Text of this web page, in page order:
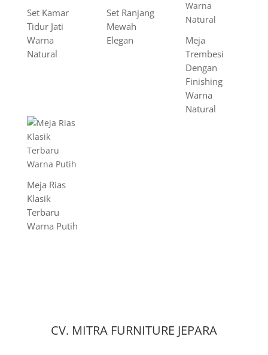
Set Kamar
Tidur Jati
Warna
Natural
Set Ranjang
Mewah
Elegan
Meja
Trembesi
Dengan
Finishing
Warna
Natural
Meja Rias
Klasik
Terbaru
Warna Putih
CV. MITRA FURNITURE JEPARA